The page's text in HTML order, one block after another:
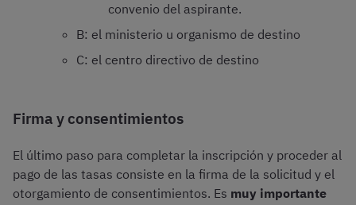
convenio del aspirante.
B: el ministerio u organismo de destino
C: el centro directivo de destino
Firma y consentimientos
El último paso para completar la inscripción y proceder al
pago de las tasas consiste en la firma de la solicitud y el
otorgamiento de consentimientos. Es muy importante